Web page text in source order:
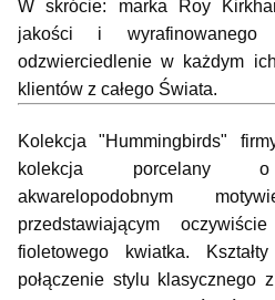
W skrócie: marka Roy
jakości i
odzwierciedlenie w każdym
klientów z całego Świata.
Kolekcja "Hummingbirds"
kolekcja porcelany o
akwarelopodobnym
przedstawiającym
fioletowego kwiatka.
połączenie stylu klasycznego